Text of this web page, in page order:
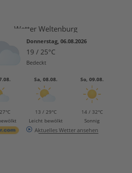
Wetter Weltenburg
Donnerstag, 06.08.2026
19 / 25°C
Bedeckt
Sa, 08.08.
13 / 29°C
Leicht bewölkt
So, 09.08.
14 / 32°C
Sonnig
Aktuelles Wetter ansehen